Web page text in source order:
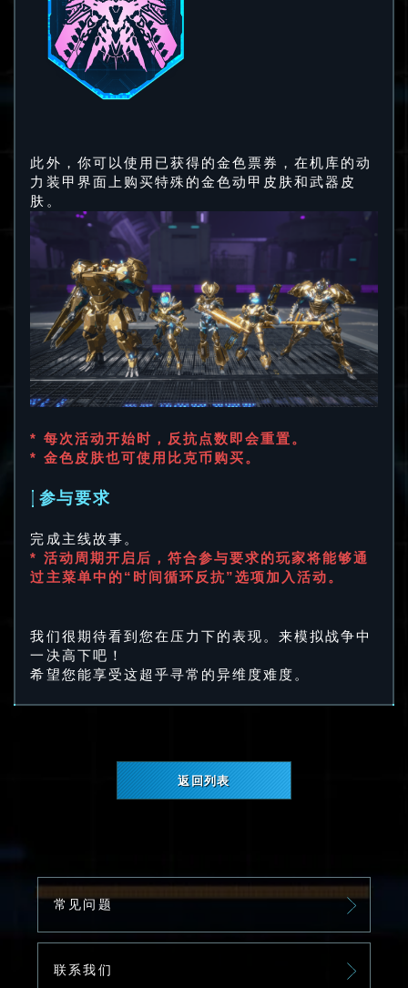
此外，你可以使用已获得的金色票券，在机库的动
力装甲界面上购买特殊的金色动甲皮肤和武器皮
肤。
* 每次活动开始时，反抗点数即会重置。
* 金色皮肤也可使用比克币购买。
参与要求
完成主线故事。
* 活动周期开启后，符合参与要求的玩家将能够通
过主菜单中的“时间循环反抗”选项加入活动。
我们很期待看到您在压力下的表现。来模拟战争中
一决高下吧！
希望您能享受这超乎寻常的异维度难度。
返回列表
常见问题
联系我们